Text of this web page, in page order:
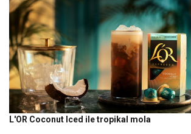
L'OR Coconut Iced ile tropikal mola